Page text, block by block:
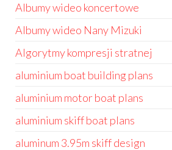
Albumy wideo koncertowe
Albumy wideo Nany Mizuki
Algorytmy kompresji stratnej
aluminium boat building plans
aluminium motor boat plans
aluminium skiff boat plans
aluminum 3.95m skiff design